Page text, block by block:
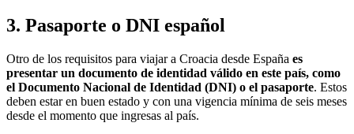
3. Pasaporte o DNI español
Otro de los requisitos para viajar a Croacia desde España es
presentar un documento de identidad válido en este país, como
el Documento Nacional de Identidad (DNI) o el pasaporte. Estos
deben estar en buen estado y con una vigencia mínima de seis meses
desde el momento que ingresas al país.